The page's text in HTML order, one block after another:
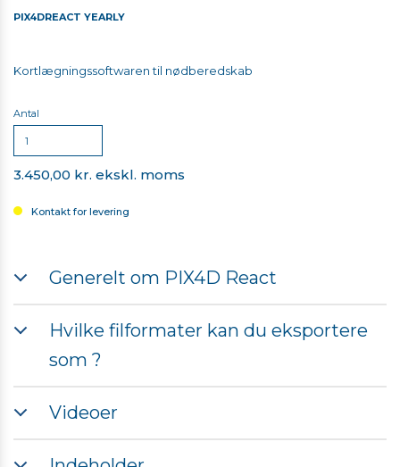
PIX4DREACT YEARLY
Kortlægningssoftwaren til nødberedskab
Antal
3.450,00 kr. ekskl. moms
Kontakt for levering
Generelt om PIX4D React
til
nødberedskab
Hvilke filformater kan du eksportere
som ?
Videoer
Mød PIX4Dreact - 2D hurtig kortlægning til
nødberedskab og offentlig sikkerhed